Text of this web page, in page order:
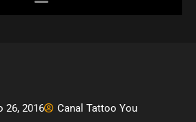
26, 2016 Canal Tattoo You